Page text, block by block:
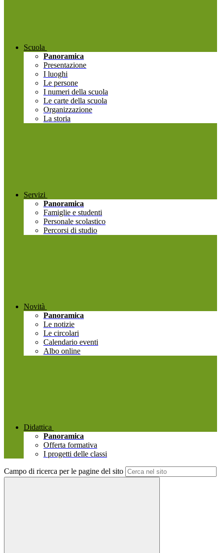
Scuola
Panoramica
Presentazione
I luoghi
Le persone
I numeri della scuola
Le carte della scuola
Organizzazione
La storia
Servizi
Panoramica
Famiglie e studenti
Personale scolastico
Percorsi di studio
Novità
Panoramica
Le notizie
Le circolari
Calendario eventi
Albo online
Didattica
Panoramica
Offerta formativa
I progetti delle classi
Campo di ricerca per le pagine del sito